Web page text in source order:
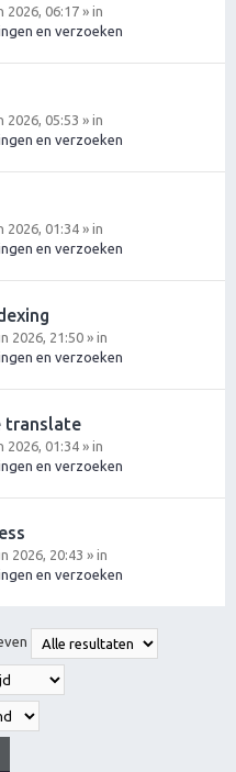
2026, 06:17 » in
en verzoeken
2026, 05:53 » in
en verzoeken
2026, 01:34 » in
en verzoeken
2026, 21:50 » in
en verzoeken
translate
2026, 01:34 » in
en verzoeken
2026, 20:43 » in
en verzoeken